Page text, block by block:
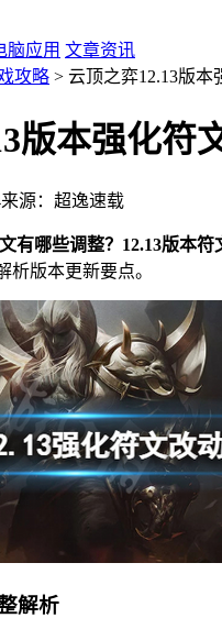
脑应用 文章资讯
攻略 > 云顶之弈12.13版本
版本强化符
来源：超逸速载
有哪些调整？12.13版本符
析版本更新要点。
解析